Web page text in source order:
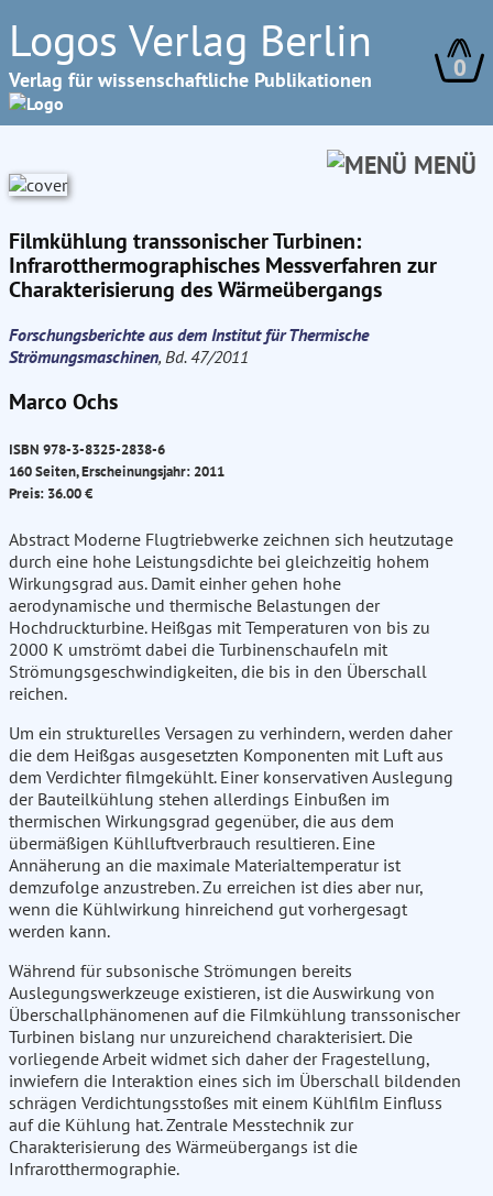
Logos Verlag Berlin
Verlag für wissenschaftliche Publikationen 0
MENÜ
Filmkühlung transsonischer Turbinen:
Infrarotthermographisches Messverfahren zur
Charakterisierung des Wärmeübergangs
Forschungsberichte aus dem Institut für Thermische
Strömungsmaschinen, Bd. 47/2011
Marco Ochs
ISBN 978-3-8325-2838-6
160 Seiten, Erscheinungsjahr: 2011
Preis: 36.00 €
Abstract Moderne Flugtriebwerke zeichnen sich heutzutage
durch eine hohe Leistungsdichte bei gleichzeitig hohem
Wirkungsgrad aus. Damit einher gehen hohe
aerodynamische und thermische Belastungen der
Hochdruckturbine. Heißgas mit Temperaturen von bis zu
2000 K umströmt dabei die Turbinenschaufeln mit
Strömungsgeschwindigkeiten, die bis in den Überschall
reichen.
Um ein strukturelles Versagen zu verhindern, werden daher
die dem Heißgas ausgesetzten Komponenten mit Luft aus
dem Verdichter filmgekühlt. Einer konservativen Auslegung
der Bauteilkühlung stehen allerdings Einbußen im
thermischen Wirkungsgrad gegenüber, die aus dem
übermäßigen Kühlluftverbrauch resultieren. Eine
Annäherung an die maximale Materialtemperatur ist
demzufolge anzustreben. Zu erreichen ist dies aber nur,
wenn die Kühlwirkung hinreichend gut vorhergesagt
werden kann.
Während für subsonische Strömungen bereits
Auslegungswerkzeuge existieren, ist die Auswirkung von
Überschallphänomenen auf die Filmkühlung transsonischer
Turbinen bislang nur unzureichend charakterisiert. Die
vorliegende Arbeit widmet sich daher der Fragestellung,
inwiefern die Interaktion eines sich im Überschall bildenden
schrägen Verdichtungsstoßes mit einem Kühlfilm Einfluss
auf die Kühlung hat. Zentrale Messtechnik zur
Charakterisierung des Wärmeübergangs ist die
Infrarotthermographie.